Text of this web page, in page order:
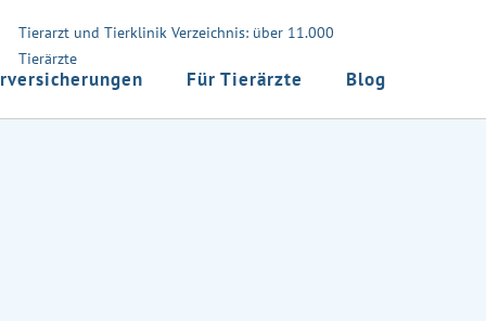
Tierarzt und Tierklinik Verzeichnis: über 11.000
Tierärzte
Für Tierärzte Blog